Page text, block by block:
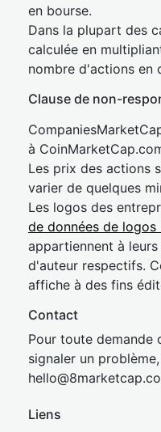
en bourse.
Dans la plupart des
calculée en
nombre d'actions en
Clause de non-
à
Les prix des actions
varier de quelques
Les logos des
de données de
appartiennent à
d'auteur respectifs.
affiche à des fins
Contact
Pour toute demande
signaler un
hello@8market
Liens